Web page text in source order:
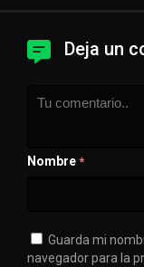
Deja un
Nombre *
Guarda mi
navegador para la